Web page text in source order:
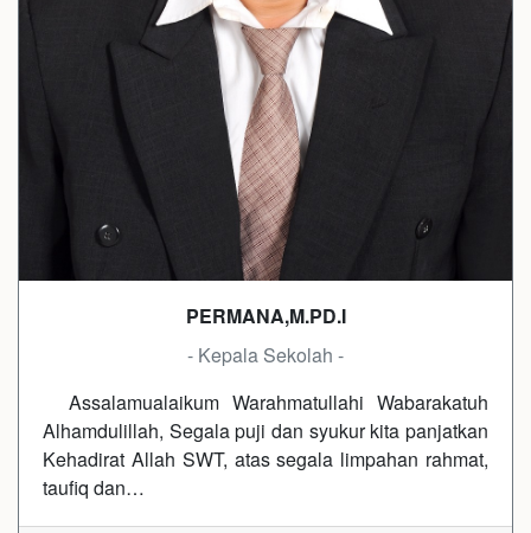
PERMANA,M.PD.I
- Kepala Sekolah -
Assalamualaikum Warahmatullahi Wabarakatuh
Alhamdulillah, Segala puji dan syukur kita panjatkan
Kehadirat Allah SWT, atas segala limpahan rahmat,
taufiq dan…